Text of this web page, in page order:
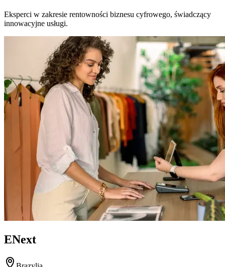
Eksperci w zakresie rentowności biznesu cyfrowego, świadczący
innowacyjne usługi.
ENext